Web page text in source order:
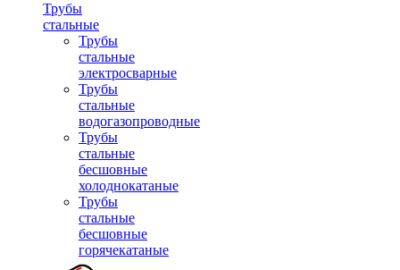
Трубы
стальные
Трубы
стальные
электросварные
Трубы
стальные
водогазопроводные
Трубы
стальные
бесшовные
холоднокатаные
Трубы
стальные
бесшовные
горячекатаные